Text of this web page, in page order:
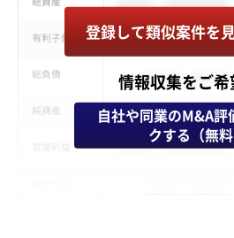
登録して類似案件を
情報収集をご希
自社や同業のM&A評
クする（無料